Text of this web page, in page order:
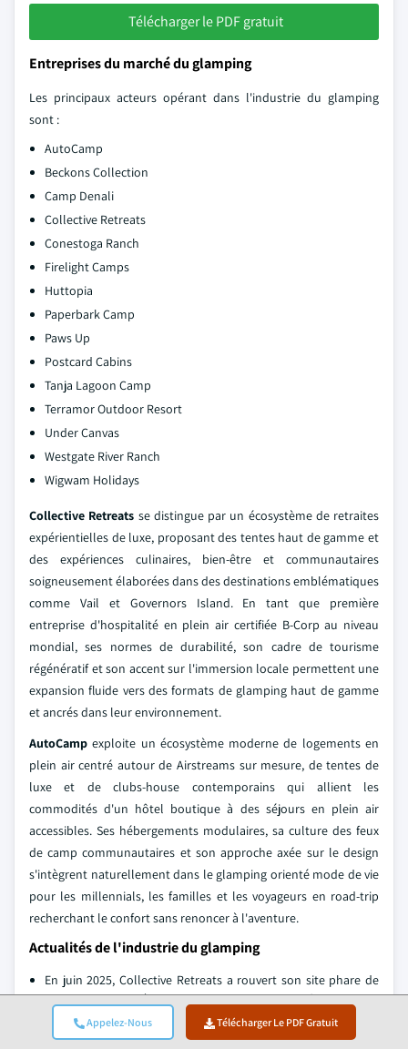
Appelez-Nous Télécharger Le PDF Gratuit
Télécharger le PDF gratuit
Entreprises du marché du glamping
Les principaux acteurs opérant dans l'industrie du glamping
sont :
AutoCamp
Beckons Collection
Camp Denali
Collective Retreats
Conestoga Ranch
Firelight Camps
Huttopia
Paperbark Camp
Paws Up
Postcard Cabins
Tanja Lagoon Camp
Terramor Outdoor Resort
Under Canvas
Westgate River Ranch
Wigwam Holidays
Collective Retreats se distingue par un écosystème de retraites
expérientielles de luxe, proposant des tentes haut de gamme et
des expériences culinaires, bien-être et communautaires
soigneusement élaborées dans des destinations emblématiques
comme Vail et Governors Island. En tant que première
entreprise d'hospitalité en plein air certifiée B-Corp au niveau
mondial, ses normes de durabilité, son cadre de tourisme
régénératif et son accent sur l'immersion locale permettent une
expansion fluide vers des formats de glamping haut de gamme
et ancrés dans leur environnement.
AutoCamp exploite un écosystème moderne de logements en
plein air centré autour de Airstreams sur mesure, de tentes de
luxe et de clubs-house contemporains qui allient les
commodités d'un hôtel boutique à des séjours en plein air
accessibles. Ses hébergements modulaires, sa culture des feux
de camp communautaires et son approche axée sur le design
s'intègrent naturellement dans le glamping orienté mode de vie
pour les millennials, les familles et les voyageurs en road-trip
recherchant le confort sans renoncer à l'aventure.
Actualités de l'industrie du glamping
En juin 2025, Collective Retreats a rouvert son site phare de
Governors Island à New York avec un nouveau focus sur les
collaborations en matière de bien-être. L'entreprise s'est
associée à QC NY Spa pour offrir aux clients un accès exclusif à